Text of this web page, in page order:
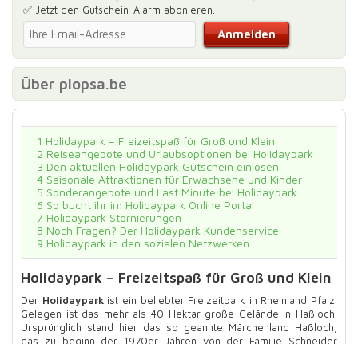
✅ Jetzt den Gutschein-Alarm abonieren.
Über plopsa.be
1 Holidaypark – Freizeitspaß für Groß und Klein
2 Reiseangebote und Urlaubsoptionen bei Holidaypark
3 Den aktuellen Holidaypark Gutschein einlösen
4 Saisonale Attraktionen für Erwachsene und Kinder
5 Sonderangebote und Last Minute bei Holidaypark
6 So bucht ihr im Holidaypark Online Portal
7 Holidaypark Stornierungen
8 Noch Fragen? Der Holidaypark Kundenservice
9 Holidaypark in den sozialen Netzwerken
Holidaypark – Freizeitspaß für Groß und Klein
Der Holidayparkist ein beliebter Freizeitpark in Rheinland Pfalz.
Gelegen ist das mehr als 40 Hektar große Gelände in Haßloch.
Ursprünglich stand hier das so geannte Märchenland Haßloch,
das zu beginn der 1970er Jahren von der Familie Schneider